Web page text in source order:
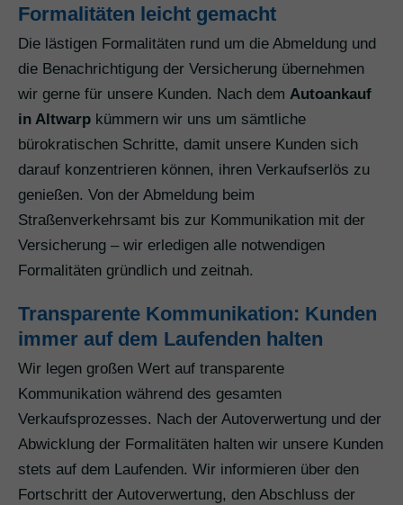
Formalitäten leicht gemacht
Die lästigen Formalitäten rund um die Abmeldung und
die Benachrichtigung der Versicherung übernehmen
wir gerne für unsere Kunden. Nach dem Autoankauf
in Altwarp kümmern wir uns um sämtliche
bürokratischen Schritte, damit unsere Kunden sich
darauf konzentrieren können, ihren Verkaufserlös zu
genießen. Von der Abmeldung beim
Straßenverkehrsamt bis zur Kommunikation mit der
Versicherung – wir erledigen alle notwendigen
Formalitäten gründlich und zeitnah.
Transparente Kommunikation: Kunden
immer auf dem Laufenden halten
Wir legen großen Wert auf transparente
Kommunikation während des gesamten
Verkaufsprozesses. Nach der Autoverwertung und der
Abwicklung der Formalitäten halten wir unsere Kunden
stets auf dem Laufenden. Wir informieren über den
Fortschritt der Autoverwertung, den Abschluss der